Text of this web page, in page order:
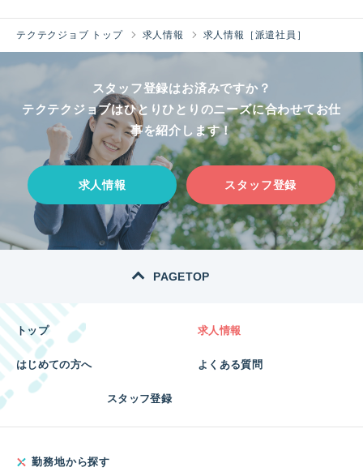
テクテクジョブ トップ 求人情報 求人情報［派遣社員］
スタッフ登録はお済みですか？
テクテクジョブはひとりひとりのニーズに合わせてお仕
事を紹介します！
求人情報 スタッフ登録
PAGETOP
トップ 求人情報
はじめての方へ よくある質問
スタッフ登録
勤務地から探す